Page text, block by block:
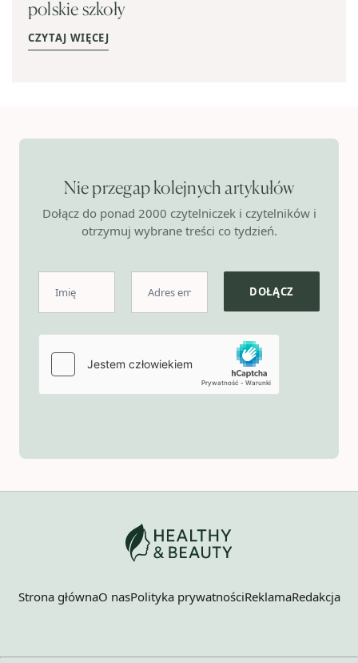
polskie szkoły
CZYTAJ WIĘCEJ
Nie przegap kolejnych artykułów
Dołącz do ponad 2000 czytelniczek i czytelników i
otrzymuj wybrane treści co tydzień.
Strona głównaO nasPolityka prywatnościReklamaRedakcja